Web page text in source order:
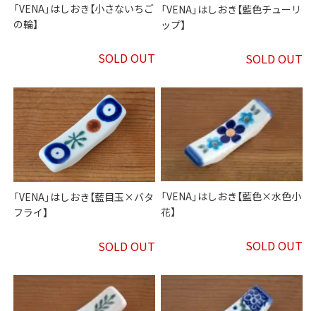
「VENA」はしおき【小さないちご
の輪】
SOLD OUT
「VENA」はしおき【藍色チューリ
ップ】
SOLD OUT
「VENA」はしおき【藍目玉×バタ
フライ】
SOLD OUT
「VENA」はしおき【藍色×水色小
花】
SOLD OUT